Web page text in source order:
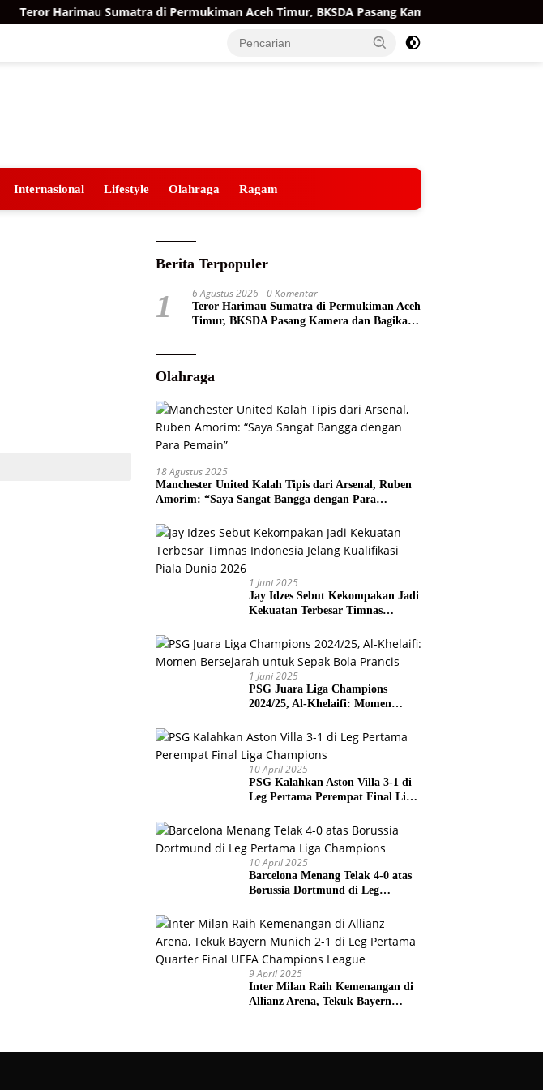
Teror Harimau Sumatra di Permukiman Aceh Timur, BKSDA Pasang Kamera dan Bagikan Mercon
Internasional Lifestyle Olahraga Ragam
Berita Terpopuler
1 6 Agustus 2026 0 Komentar
Teror Harimau Sumatra di Permukiman Aceh
Timur, BKSDA Pasang Kamera dan Bagikan
Olahraga
18 Agustus 2025
Manchester United Kalah Tipis dari Arsenal, Ruben
Amorim: “Saya Sangat Bangga dengan Para
1 Juni 2025
Jay Idzes Sebut Kekompakan Jadi
Kekuatan Terbesar Timnas
Dunia 2026
1 Juni 2025
PSG Juara Liga Champions
2024/25, Al-Khelaifi: Momen
Prancis
10 April 2025
PSG Kalahkan Aston Villa 3-1 di
Leg Pertama Perempat Final Liga
10 April 2025
Barcelona Menang Telak 4-0 atas
Borussia Dortmund di Leg
9 April 2025
Inter Milan Raih Kemenangan di
Allianz Arena, Tekuk Bayern